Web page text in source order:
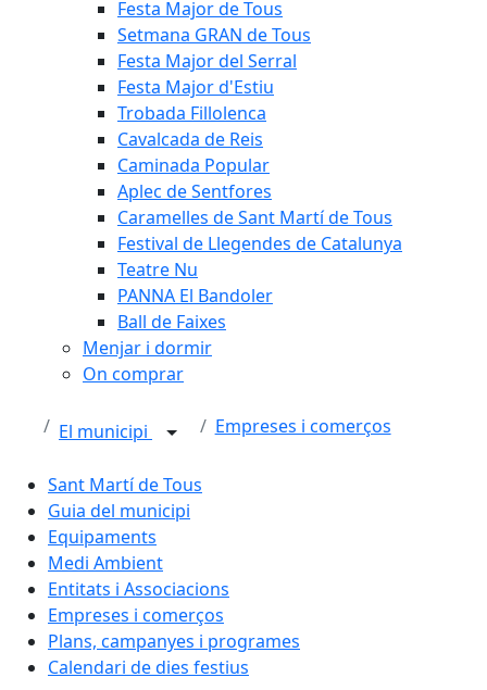
Festa Major de Tous
Setmana GRAN de Tous
Festa Major del Serral
Festa Major d'Estiu
Trobada Fillolenca
Cavalcada de Reis
Caminada Popular
Aplec de Sentfores
Caramelles de Sant Martí de Tous
Festival de Llegendes de Catalunya
Teatre Nu
PANNA El Bandoler
Ball de Faixes
Menjar i dormir
On comprar
El municipi Empreses i comerços
Sant Martí de Tous
Guia del municipi
Equipaments
Medi Ambient
Entitats i Associacions
Empreses i comerços
Plans, campanyes i programes
Calendari de dies festius